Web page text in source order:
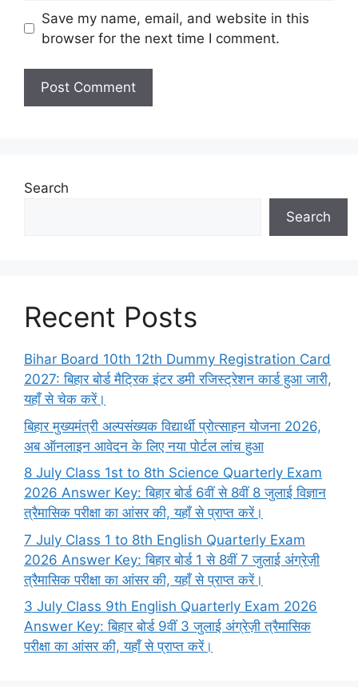
Save my name, email, and website in this
browser for the next time I comment.
Search
Search
Recent Posts
Bihar Board 10th 12th Dummy Registration Card
2027: बिहार बोर्ड मैट्रिक इंटर डमी रजिस्ट्रेशन कार्ड हुआ जारी,
यहाँ से चेक करें।
बिहार मुख्यमंत्री अल्पसंख्यक विद्यार्थी प्रोत्साहन योजना 2026,
अब ऑनलाइन आवेदन के लिए नया पोर्टल लांच हुआ
8 July Class 1st to 8th Science Quarterly Exam
2026 Answer Key: बिहार बोर्ड 6वीं से 8वीं 8 जुलाई विज्ञान
त्रैमासिक परीक्षा का आंसर की, यहाँ से प्राप्त करें।
7 July Class 1 to 8th English Quarterly Exam
2026 Answer Key: बिहार बोर्ड 1 से 8वीं 7 जुलाई अंग्रेज़ी
त्रैमासिक परीक्षा का आंसर की, यहाँ से प्राप्त करें।
3 July Class 9th English Quarterly Exam 2026
Answer Key: बिहार बोर्ड 9वीं 3 जुलाई अंग्रेज़ी त्रैमासिक
परीक्षा का आंसर की, यहाँ से प्राप्त करें।